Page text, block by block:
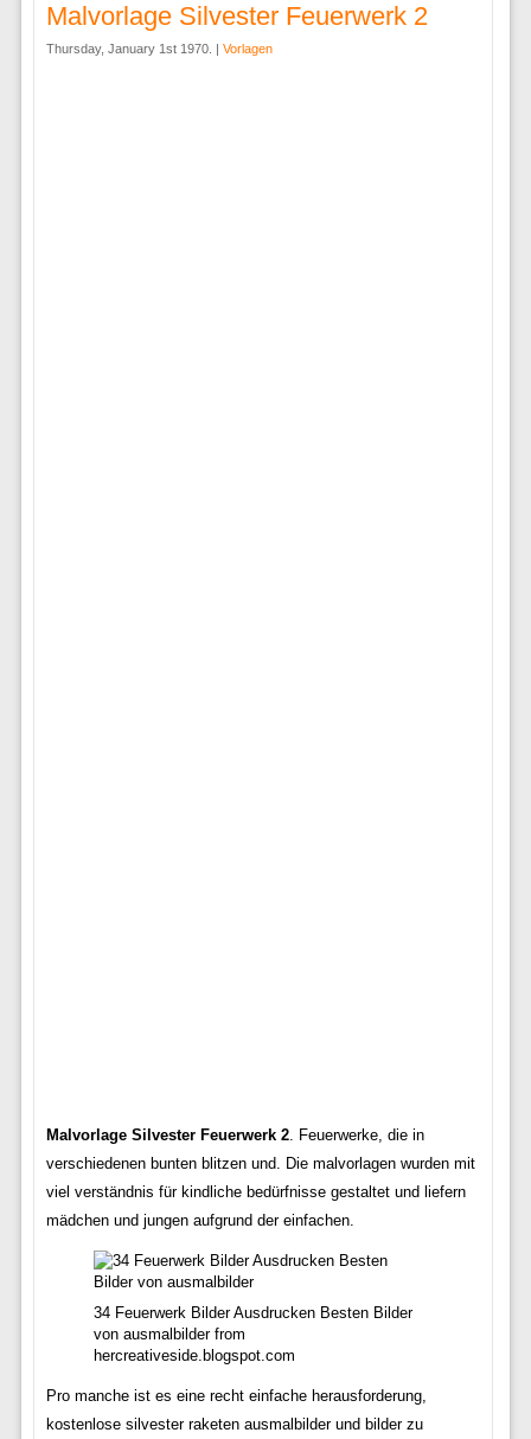
Malvorlage Silvester Feuerwerk 2
Thursday, January 1st 1970. | Vorlagen
Malvorlage Silvester Feuerwerk 2. Feuerwerke, die in
verschiedenen bunten blitzen und. Die malvorlagen wurden mit
viel verständnis für kindliche bedürfnisse gestaltet und liefern
mädchen und jungen aufgrund der einfachen.
34 Feuerwerk Bilder Ausdrucken Besten Bilder
von ausmalbilder from
hercreativeside.blogspot.com
Pro manche ist es eine recht einfache herausforderung,
kostenlose silvester raketen ausmalbilder und bilder zu